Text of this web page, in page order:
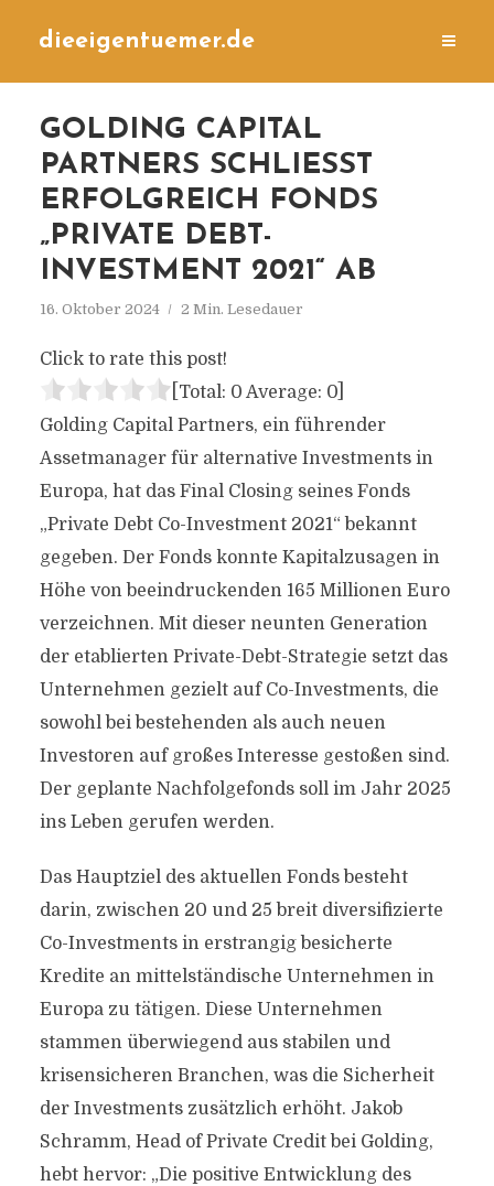
dieeigentuemer.de
GOLDING CAPITAL
PARTNERS SCHLIESST E
RFOLGREICH FONDS „
PRIVATE DEBT-I
NVESTMENT 2021“ AB
16. Oktober 2024 2 Min. Lesedauer
Click to rate this post!
[Total: 0 Average: 0]
Golding Capital Partners, ein führender
Assetmanager für alternative Investments in
Europa, hat das Final Closing seines Fonds
„Private Debt Co-Investment 2021“ bekannt
gegeben. Der Fonds konnte Kapitalzusagen in
Höhe von beeindruckenden 165 Millionen Euro
verzeichnen. Mit dieser neunten Generation
der etablierten Private-Debt-Strategie setzt das
Unternehmen gezielt auf Co-Investments, die
sowohl bei bestehenden als auch neuen
Investoren auf großes Interesse gestoßen sind.
Der geplante Nachfolgefonds soll im Jahr 2025
ins Leben gerufen werden.
Das Hauptziel des aktuellen Fonds besteht
darin, zwischen 20 und 25 breit diversifizierte
Co-Investments in erstrangig besicherte
Kredite an mittelständische Unternehmen in
Europa zu tätigen. Diese Unternehmen
stammen überwiegend aus stabilen und
krisensicheren Branchen, was die Sicherheit
der Investments zusätzlich erhöht. Jakob
Schramm, Head of Private Credit bei Golding,
hebt hervor: „Die positive Entwicklung des